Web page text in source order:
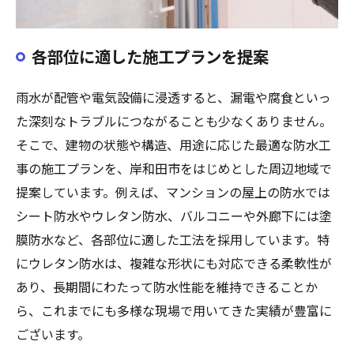
各部位に適した施工プランを提案
雨水が配管や電気設備に浸透すると、漏電や腐食といっ
た深刻なトラブルにつながることも少なくありません。
そこで、建物の状態や構造、用途に応じた最適な防水工
事の施工プランを、岸和田市をはじめとした周辺地域で
提案しています。例えば、マンションの屋上の防水では
シート防水やウレタン防水、バルコニーや外廊下には塗
膜防水など、各部位に適した工法を採用しています。特
にウレタン防水は、複雑な形状にも対応できる柔軟性が
あり、長期間にわたって防水性能を維持できることか
ら、これまでにも多様な現場で用いてきた実績が豊富に
ございます。